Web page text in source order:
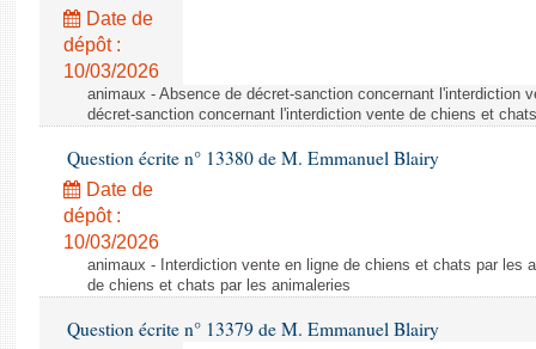
Date de
dépôt :
10/03/2026
animaux - Absence de décret-sanction concernant l'interdiction
décret-sanction concernant l'interdiction vente de chiens et chats
Question écrite n° 13380 de M. Emmanuel Blairy
Date de
dépôt :
10/03/2026
animaux - Interdiction vente en ligne de chiens et chats par les
de chiens et chats par les animaleries
Question écrite n° 13379 de M. Emmanuel Blairy